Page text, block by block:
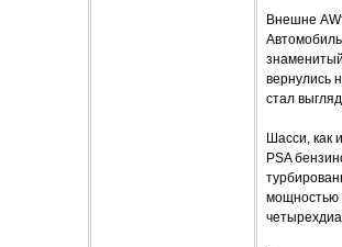
Внешне
вернулись
стал
Шасси, как
PSA
мощностью